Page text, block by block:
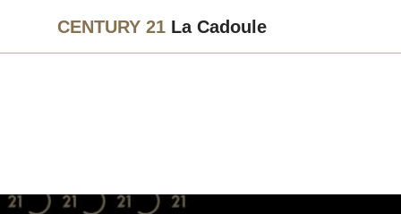
CENTURY 21 La Cadoule